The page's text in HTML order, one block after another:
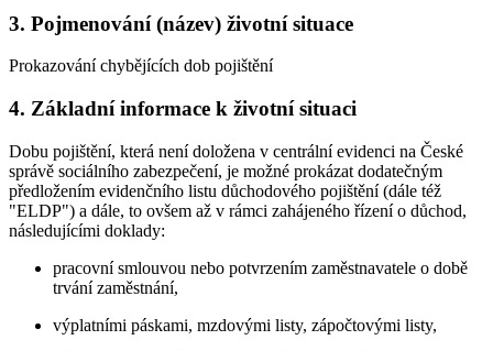
3. Pojmenování (název) životní situace
Prokazování chybějících dob pojištění
4. Základní informace k životní situaci
Dobu pojištění, která není doložena v centrální evidenci na České
správě sociálního zabezpečení, je možné prokázat dodatečným
předložením evidenčního listu důchodového pojištění (dále též
"ELDP") a dále, to ovšem až v rámci zahájeného řízení o důchod,
následujícími doklady:
pracovní smlouvou nebo potvrzením zaměstnavatele o době
trvání zaměstnání,
výplatními páskami, mzdovými listy, zápočtovými listy,